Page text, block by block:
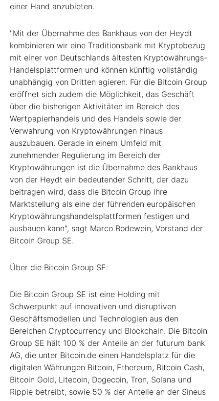
einer Hand anzubieten.
"Mit der Übernahme des Bankhaus von der Heydt
kombinieren wir eine Traditionsbank mit Kryptobezug
mit einer von Deutschlands ältesten Kryptowährungs-
Handelsplattformen und können künftig vollständig
unabhängig von Dritten agieren. Für die Bitcoin Group
eröffnet sich zudem die Möglichkeit, das Geschäft
über die bisherigen Aktivitäten im Bereich des
Wertpapierhandels und des Handels sowie der
Verwahrung von Kryptowährungen hinaus
auszubauen. Gerade in einem Umfeld mit
zunehmender Regulierung im Bereich der
Kryptowährungen ist die Übernahme des Bankhaus
von der Heydt ein bedeutender Schritt, der dazu
beitragen wird, dass die Bitcoin Group ihre
Marktstellung als eine der führenden europäischen
Kryptowährungshandelsplattformen festigen und
ausbauen kann", sagt Marco Bodewein, Vorstand der
Bitcoin Group SE.
Über die Bitcoin Group SE:
Die Bitcoin Group SE ist eine Holding mit
Schwerpunkt auf innovativen und disruptiven
Geschäftsmodellen und Technologien aus den
Bereichen Cryptocurrency und Blockchain. Die Bitcoin
Group SE hält 100 % der Anteile an der futurum bank
AG, die unter Bitcoin.de einen Handelsplatz für die
digitalen Währungen Bitcoin, Ethereum, Bitcoin Cash,
Bitcoin Gold, Litecoin, Dogecoin, Tron, Solana und
Ripple betreibt, sowie 50 % der Anteile an der Sineus